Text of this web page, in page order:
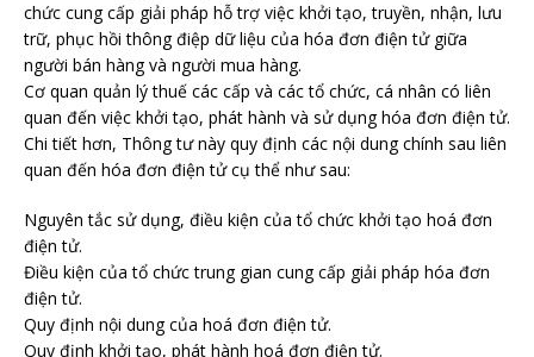
chức cung cấp giải pháp hỗ trợ việc khởi tạo, truyền, nhận, lưu
trữ, phục hồi thông điệp dữ liệu của hóa đơn điện tử giữa
người bán hàng và người mua hàng.
Cơ quan quản lý thuế các cấp và các tổ chức, cá nhân có liên
quan đến việc khởi tạo, phát hành và sử dụng hóa đơn điện tử.
Chi tiết hơn, Thông tư này quy định các nội dung chính sau liên
quan đến hóa đơn điện tử cụ thể như sau:
Nguyên tắc sử dụng, điều kiện của tổ chức khởi tạo hoá đơn
điện tử.
Điều kiện của tổ chức trung gian cung cấp giải pháp hóa đơn
điện tử.
Quy định nội dung của hoá đơn điện tử.
Quy định khởi tạo, phát hành hoá đơn điện tử.